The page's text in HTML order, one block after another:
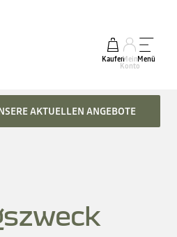
KaufenMein
Konto
Menü
AKTUELLEN ANGEBOTE